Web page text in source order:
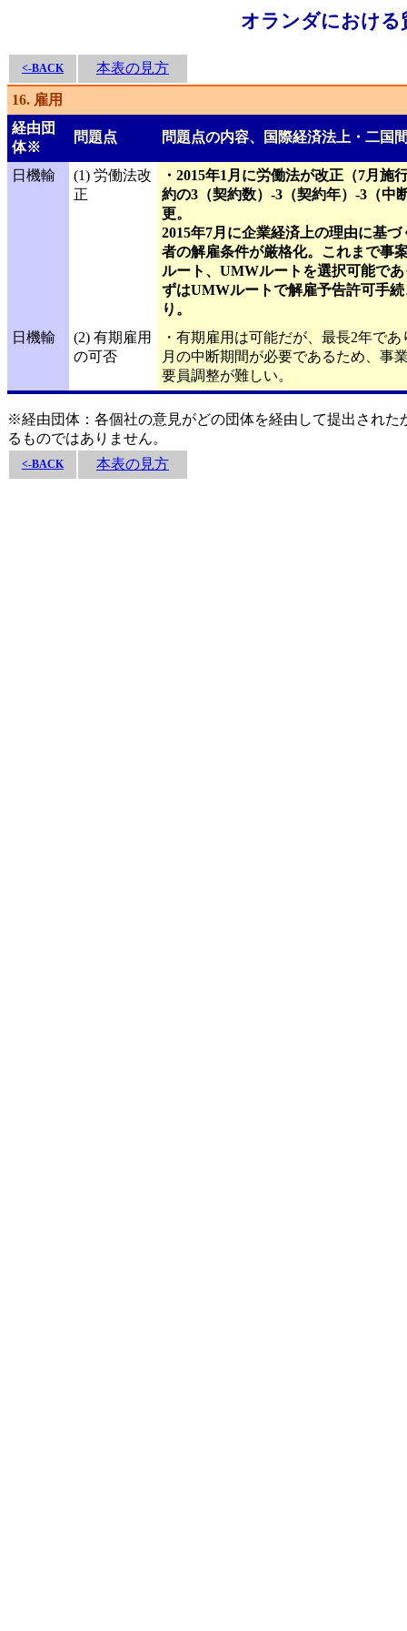
オランダにおける
<-BACK 本表の見方
16. 雇用
経由団
体※
問題点 問題点の内容、国際経済法上・二国
日機輸
(1) 労働法改
正
・2015年1月に労働法が改正（7月施
約の3（契約数）-3（契約年）-3（中
更。
2015年7月に企業経済上の理由に基
者の解雇条件が厳格化。これまで事
ルート、UMWルートを選択可能で
ずはUMWルートで解雇予告許可手
り。
日機輸
(2) 有期雇用
の可否
・有期雇用は可能だが、最長2年で
月の中断期間が必要であるため、事
要員調整が難しい。
※経由団体：各個社の意見がどの団体を経由して提出され
るものではありません。
<-BACK 本表の見方